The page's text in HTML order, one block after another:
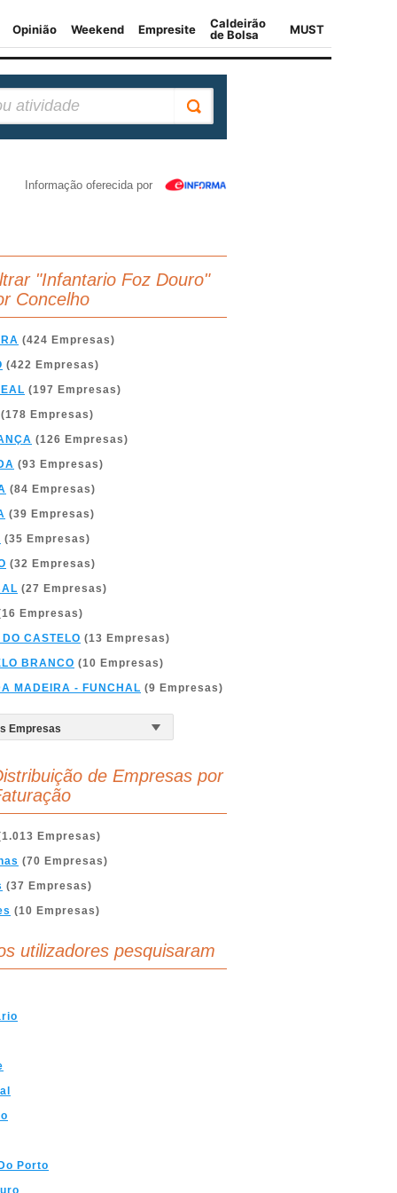
Informação oferecida por
"Infantario Foz Douro"
Concelho
(424 Empresas)
(422 Empresas)
(197 Empresas)
Empresas)
(126 Empresas)
(93 Empresas)
(84 Empresas)
(39 Empresas)
(35 Empresas)
(32 Empresas)
(27 Empresas)
Empresas)
CASTELO (13 Empresas)
BRANCO (10 Empresas)
MADEIRA - FUNCHAL (9 Empresas)
de Empresas por
Empresas)
(70 Empresas)
(37 Empresas)
(10 Empresas)
utilizadores pesquisaram
Porto